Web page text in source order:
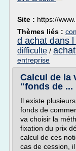
Site : https://
Thèmes liés :
d achat dans
difficulte /
entreprise
Calcul de la
"fonds de ...
Il existe
fonds de
va choisir la
fixation du prix
calcul de ces
cas de cession,